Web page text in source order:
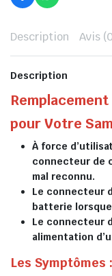
Description Avis
Description
pour Votre
À force
connecteur de
mal reconnu.
Le connecteur
batterie lorsque
Le connecteur
alimentation
Les Symptômes :